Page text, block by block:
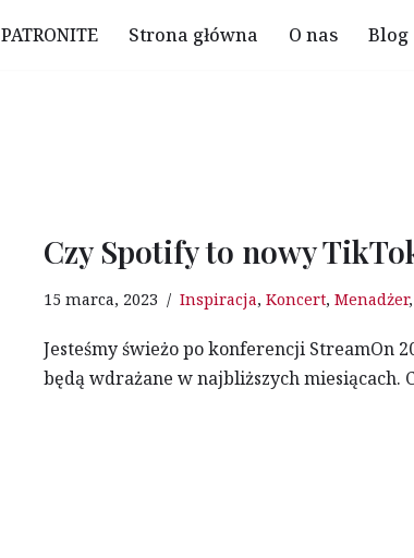
PATRONITE Strona główna O nas Blog
Czy Spotify to nowy
15 marca, 2023 Inspiracja, Koncert, Menadżer,
Jesteśmy świeżo po konferencji StreamOn
będą wdrażane w najbliższych miesiącach.